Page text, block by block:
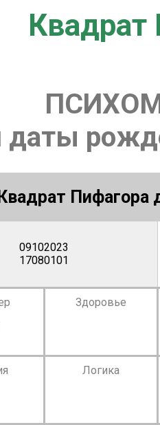
Квадрат
даты
Квадрат Пифагора
09102023
17080101
Здоровье
Логика